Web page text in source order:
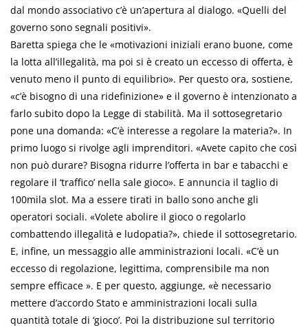
dal mondo associativo c’è un’apertura al dialogo. «Quelli del
governo sono segnali positivi».
Baretta spiega che le «motivazioni iniziali erano buone, come
la lotta all’illegalità, ma poi si è creato un eccesso di offerta, è
venuto meno il punto di equilibrio». Per questo ora, sostiene,
«c’è bisogno di una ridefinizione» e il governo è intenzionato a
farlo subito dopo la Legge di stabilità. Ma il sottosegretario
pone una domanda: «C’è interesse a regolare la materia?». In
primo luogo si rivolge agli imprenditori. «Avete capito che così
non può durare? Bisogna ridurre l’offerta in bar e tabacchi e
regolare il ‘traffico’ nella sale gioco». E annuncia il taglio di
100mila slot. Ma a essere tirati in ballo sono anche gli
operatori sociali. «Volete abolire il gioco o regolarlo
combattendo illegalità e ludopatia?», chiede il sottosegretario.
E, infine, un messaggio alle amministrazioni locali. «C’è un
eccesso di regolazione, legittima, comprensibile ma non
sempre efficace ». E per questo, aggiunge, «è necessario
mettere d’accordo Stato e amministrazioni locali sulla
quantità totale di ‘gioco’. Poi la distribuzione sul territorio